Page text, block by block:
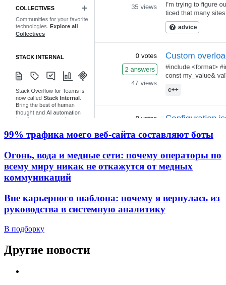
99% трафика моего веб‑сайта составляют боты
Огонь, вода и медные сети: почему операторы по
всему миру никак не откажутся от медных
коммуникаций
Вне карьерного шаблона: почему я вернулась из
руководства в системную аналитику
В подборку
Другие новости